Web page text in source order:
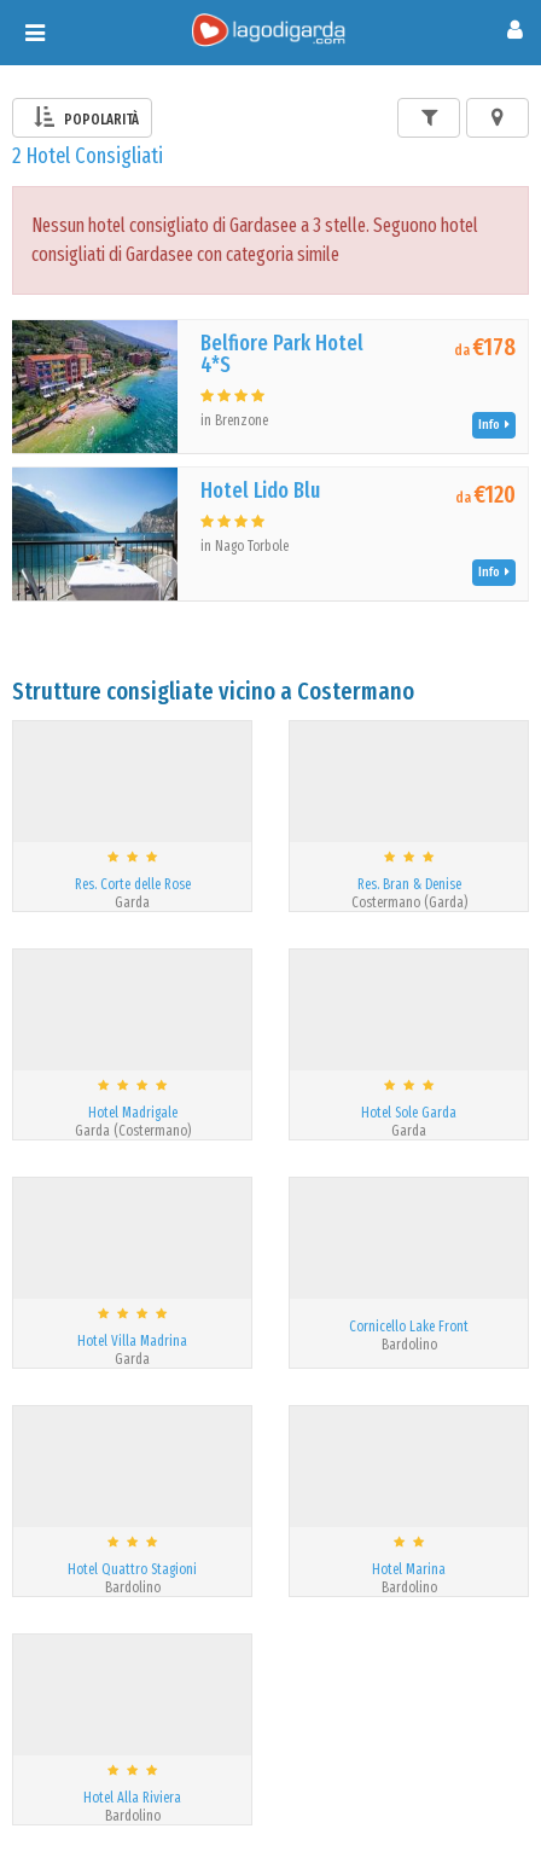
Toggle
navigation
POPOLARITÀ
2 Hotel Consigliati
Nessun hotel consigliato di Gardasee a 3 stelle. Seguono hotel
consigliati di Gardasee con categoria simile
Belfiore Park Hotel
4*S
in Brenzone
da€178
Info
Hotel Lido Blu
in Nago Torbole
da€120
Info
Strutture consigliate vicino a Costermano
Res. Corte delle Rose
Garda
Res. Bran & Denise
Costermano (Garda)
Hotel Madrigale
Garda (Costermano)
Hotel Sole Garda
Garda
Hotel Villa Madrina
Garda
Cornicello Lake Front
Bardolino
Hotel Quattro Stagioni
Bardolino
Hotel Marina
Bardolino
Hotel Alla Riviera
Bardolino